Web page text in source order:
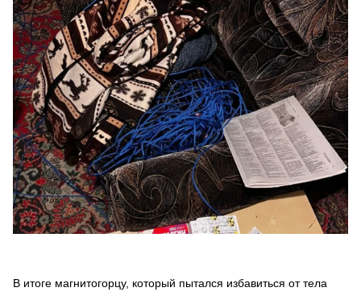
В итоге магнитогорцу, который пытался избавиться от тела